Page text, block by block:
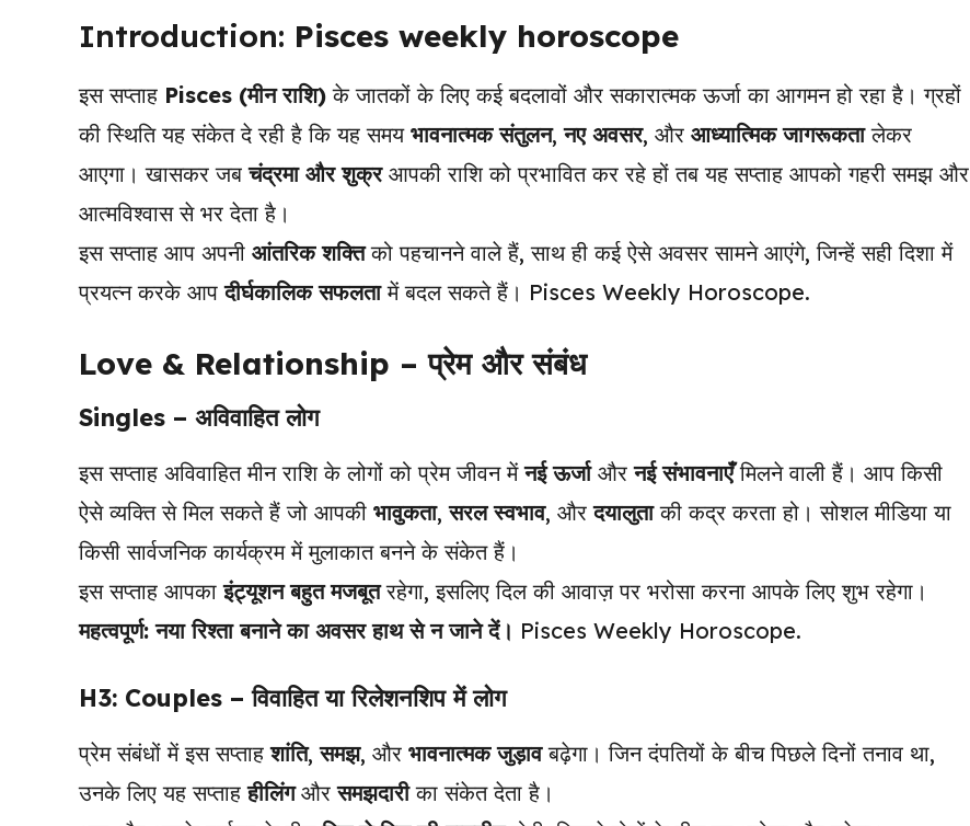
Introduction: Pisces weekly horoscope
इस सप्ताह Pisces (मीन राशि) के जातकों के लिए कई बदलावों और सकारात्मक ऊर्जा का आगमन हो रहा है। ग्रहों
की स्थिति यह संकेत दे रही है कि यह समय भावनात्मक संतुलन,नए अवसर, और आध्यात्मिक जागरूकतालेकर
आएगा। खासकर जबचंद्रमा और शुक्रआपकी राशि को प्रभावित कर रहे हों तब यह सप्ताह आपको गहरी समझ और
आत्मविश्वास से भर देता है।
इस सप्ताह आप अपनी आंतरिक शक्तिको पहचानने वाले हैं, साथ ही कई ऐसे अवसर सामने आएंगे, जिन्हें सही दिशा में
प्रयत्न करके आपदीर्घकालिक सफलतामें बदल सकते हैं। Pisces Weekly Horoscope.
Love & Relationship – प्रेम और संबंध
Singles – अविवाहित लोग
इस सप्ताह अविवाहित मीन राशि के लोगों को प्रेम जीवन मेंनई ऊर्जाऔरनई संभावनाएँमिलने वाली हैं। आप किसी
ऐसे व्यक्ति से मिल सकते हैं जो आपकी भावुकता,सरल स्वभाव, औरदयालुताकी कद्र करता हो। सोशल मीडिया या
किसी सार्वजनिक कार्यक्रम में मुलाकात बनने के संकेत हैं।
इस सप्ताह आपकाइंट्यूशन बहुत मजबूतरहेगा, इसलिए दिल की आवाज़ पर भरोसा करना आपके लिए शुभ रहेगा।
महत्वपूर्ण: नया रिश्ता बनाने का अवसर हाथ से न जाने दें। Pisces Weekly Horoscope.
H3: Couples – विवाहित या रिलेशनशिप में लोग
प्रेम संबंधों में इस सप्ताहशांति,समझ, और भावनात्मक जुड़ावबढ़ेगा। जिन दंपतियों के बीच पिछले दिनों तनाव था,
उनके लिए यह सप्ताहहीलिंगऔरसमझदारीका संकेत देता है।